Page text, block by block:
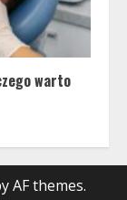
warto
AF themes.